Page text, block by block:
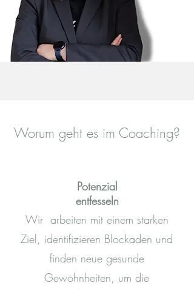
Worum geht es im Coaching?
Potenzial
entfesseln
Wir arbeiten mit einem starken
Ziel, identifizieren Blockaden und
finden neue gesunde
Gewohnheiten, um die